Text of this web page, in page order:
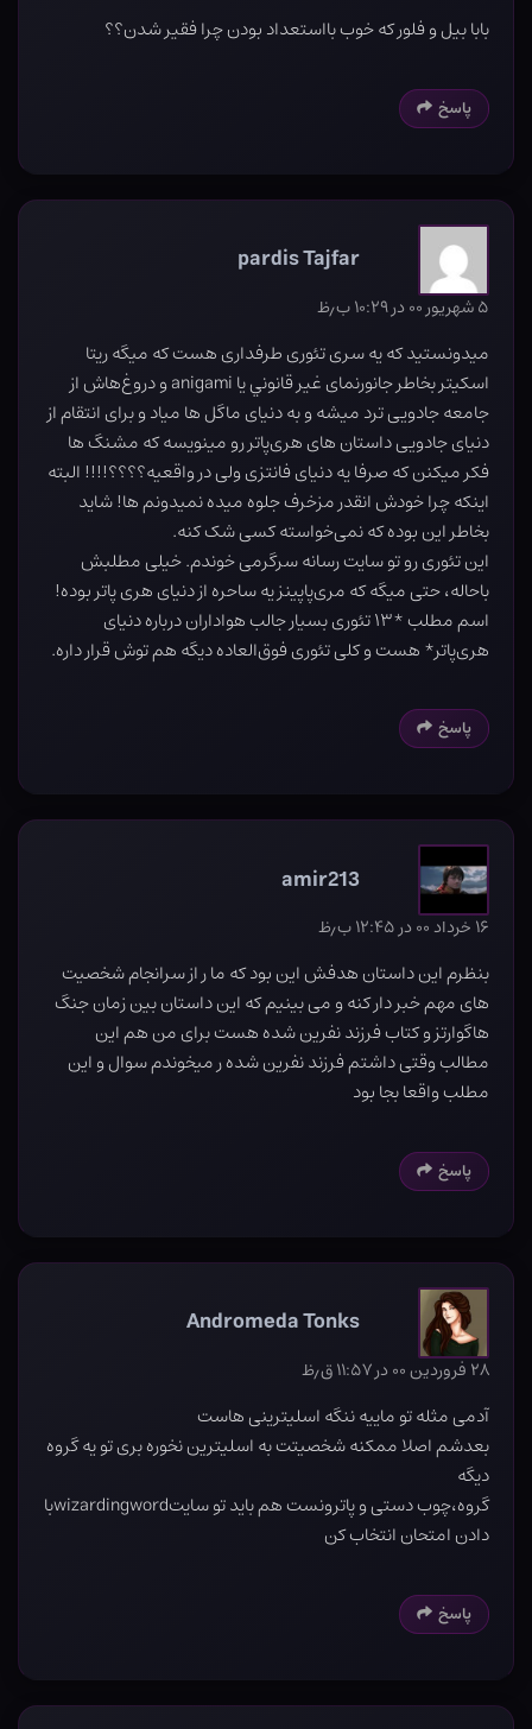
بابا بیل و فلور که خوب بااستعداد بودن چرا فقیر شدن؟؟
پاسخ
pardis Tajfar
۵ شهریور ۰۰ در ۱۰:۲۹ ب٫ظ
میدونستید که یه سری تئوری طرفداری هست که میگه ریتا
اسکیتر بخاطر جانورنما‌ی غیر قانوني یا anigami و دروغ‌هاش از
جامعه جادویی ترد میشه و به دنیای ماگل ها میاد و برای انتقام از
دنیای جادویی داستان های هری‌پاتر رو مینویسه که مشنگ ها
فکر میکنن که صرفا یه دنیای فانتزی ولی در واقعیه؟؟؟؟!!!! البته
اینکه چرا خودش انقدر مزخرف جلوه میده نمیدونم ها! شاید
بخاطر این بوده که نمی‌خواسته کسی شک کنه.
این تئوری رو تو سایت رسانه سرگرمی خوندم. خیلی مطلبش
باحاله، حتی میگه که مری‌پاپینز یه ساحره از دنیای هری پاتر بوده!
اسم مطلب *۱۳ تئوری بسیار جالب هواداران درباره دنیای
هری‌پاتر* هست و کلی تئوری فوق‌العاده دیگه هم توش قرار‌ داره.
پاسخ
amir213
۱۶ خرداد ۰۰ در ۱۲:۴۵ ب٫ظ
بنظرم این داستان هدفش این بود که ما ر از سرانجام شخصیت
های مهم خبر دار کنه و می بینیم که این داستان بین زمان جنگ
هاگوارتز و کتاب فرزند نفرین شده هست برای من هم این
مطالب وقتی داشتم فرزند نفرین شده ر میخوندم سوال و این
مطلب واقعا بجا بود
پاسخ
Andromeda Tonks
۲۸ فروردین ۰۰ در ۱۱:۵۷ ق٫ظ
آدمی مثله تو ماییه ننگه اسلیترینی هاست
بعدشم اصلا ممکنه شخصیتت به اسلیترین نخوره بری تو یه گروه
دیگه
گروه،چوب دستی و پاترونست هم باید تو سایتwizardingwordبا
دادن امتحان انتخاب کن
پاسخ